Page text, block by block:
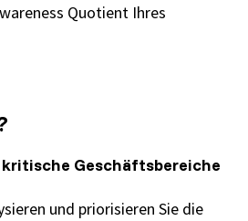
Quotient Ihres
Geschäftsbereiche
und priorisieren Sie die